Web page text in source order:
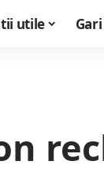
utile Gari